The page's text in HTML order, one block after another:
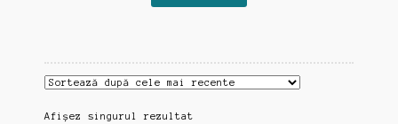
Afișez singurul rezultat